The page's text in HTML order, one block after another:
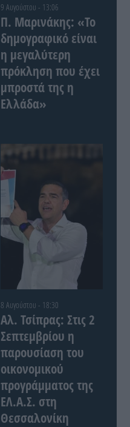
9 Αυγούστου - 13:06
Π. Μαρινάκης: «Το
δημογραφικό είναι
η μεγαλύτερη
πρόκληση που έχει
μπροστά της η
Ελλάδα»
8 Αυγούστου - 18:30
Αλ. Τσίπρας: Στις 2
Σεπτεμβρίου η
παρουσίαση του
οικονομικού
προγράμματος της
ΕΛ.Α.Σ. στη
Θεσσαλονίκη